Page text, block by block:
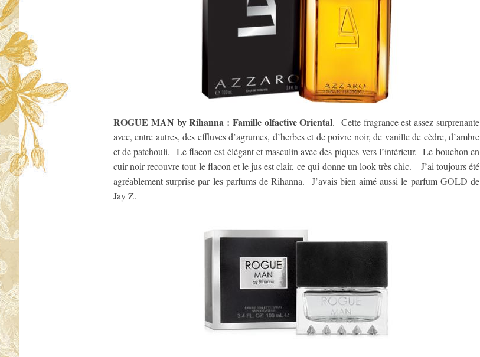
ROGUE MAN by Rihanna : Famille olfactive Oriental. Cette fragrance est assez surprenante
avec, entre autres, des effluves d’agrumes, d’herbes et de poivre noir, de vanille de cèdre, d’ambre
et de patchouli. Le flacon est élégant et masculin avec des piques vers l’intérieur. Le bouchon en
cuir noir recouvre tout le flacon et le jus est clair, ce qui donne un look très chic. J’ai toujours été
agréablement surprise par les parfums de Rihanna. J’avais bien aimé aussi le parfum GOLD de
Jay Z.